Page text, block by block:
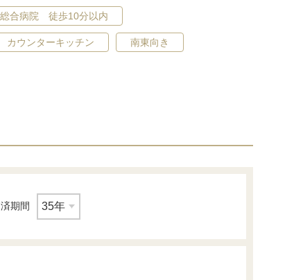
総合病院 徒歩10分以内
カウンターキッチン 南東向き
期間